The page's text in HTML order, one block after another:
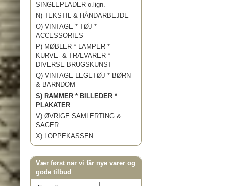
SINGLEPLADER o.lign.
N) TEKSTIL & HÅNDARBEJDE
O) VINTAGE * TØJ *
ACCESSORIES
P) MØBLER * LAMPER *
KURVE- & TRÆVARER *
DIVERSE BRUGSKUNST
Q) VINTAGE LEGETØJ * BØRN
& BARNDOM
S) RAMMER * BILLEDER *
PLAKATER
V) ØVRIGE SAMLERTING &
SAGER
X) LOPPEKASSEN
Vær først når vi får nye varer og
gode tilbud